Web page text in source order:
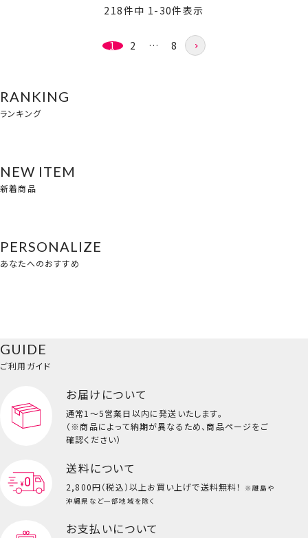
218件中 1- 30件表示
1 2 … 8
RANKING
ランキング
NEW ITEM
新着商品
PERSONALIZE
あなたへのおすすめ
GUIDE
ご利用ガイド
お届けについて
通常1～5営業日以内に発送いたします。
（※商品によって納期が異なるため、商品ページをご
確認ください）
送料について
2,800円（税込）以上お買い上げで送料無料！
※離島や
沖縄県など一部地域を除く
お支払いについて